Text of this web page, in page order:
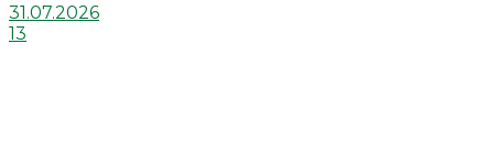
31.07.2026
13